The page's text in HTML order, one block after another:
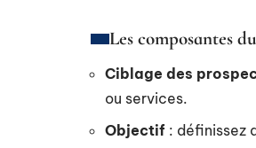
Les composantes
Ciblage des
ou services.
Objectif : définissez